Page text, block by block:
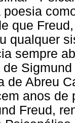
poesia
que
qualquer
sempre
de Abreu
anos
Freud,